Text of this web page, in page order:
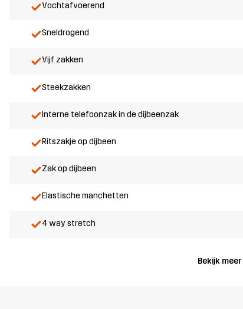
Vochtafvoerend
Sneldrogend
Vijf zakken
Steekzakken
Interne telefoonzak in de dijbeenzak
Ritszakje op dijbeen
Zak op dijbeen
Elastische manchetten
4 way stretch
Bekijk meer